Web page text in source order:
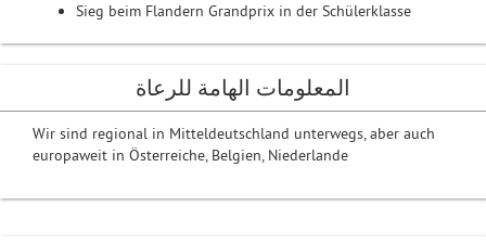
Sieg beim Flandern Grandprix in der Schülerklasse
المعلومات الهامة للرعاة
Wir sind regional in Mitteldeutschland unterwegs, aber auch
europaweit in Österreiche, Belgien, Niederlande